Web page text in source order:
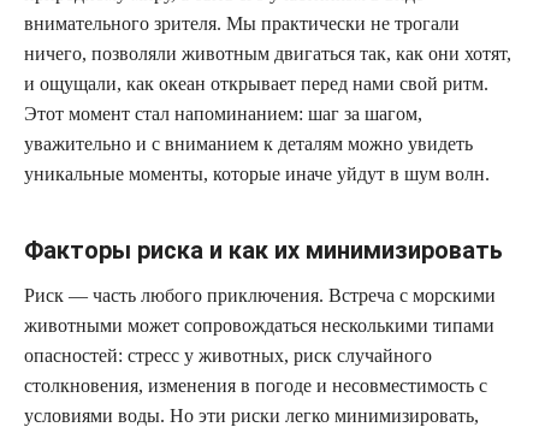
внимательного зрителя. Мы практически не трогали
ничего, позволяли животным двигаться так, как они хотят,
и ощущали, как океан открывает перед нами свой ритм.
Этот момент стал напоминанием: шаг за шагом,
уважительно и с вниманием к деталям можно увидеть
уникальные моменты, которые иначе уйдут в шум волн.
Факторы риска и как их минимизировать
Риск — часть любого приключения. Встреча с морскими
животными может сопровождаться несколькими типами
опасностей: стресс у животных, риск случайного
столкновения, изменения в погоде и несовместимость с
условиями воды. Но эти риски легко минимизировать,